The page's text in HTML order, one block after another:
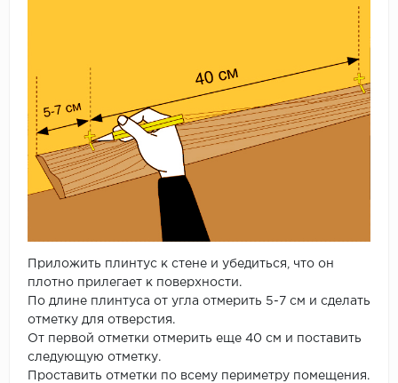
Приложить плинтус к стене и убедиться, что он
плотно прилегает к поверхности.
По длине плинтуса от угла отмерить 5-7 см и сделать
отметку для отверстия.
От первой отметки отмерить еще 40 см и поставить
следующую отметку.
Проставить отметки по всему периметру помещения.